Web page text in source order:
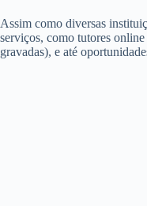
Assim como diversas
serviços, como tutores
gravadas), e até